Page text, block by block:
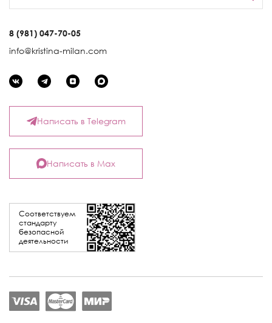
8 (981) 047-70-05
info@kristina-milan.com
Соответствуем
стандарту
безопасной
деятельности
Написать в Telegram
Написать в Max